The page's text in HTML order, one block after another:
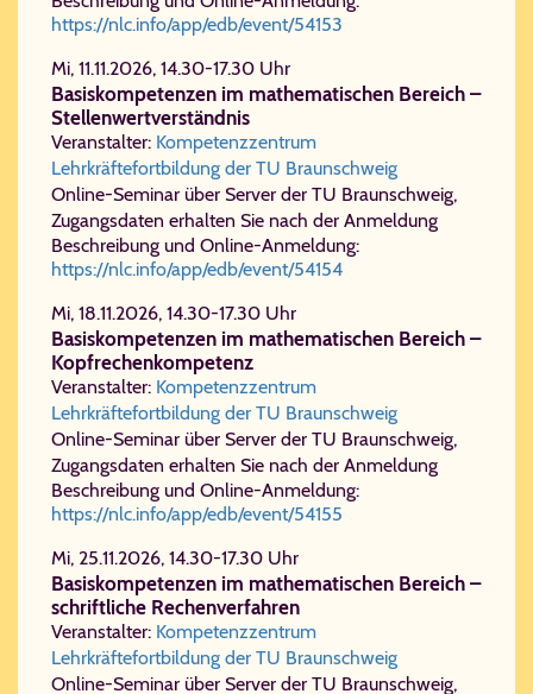
https://nlc.info/app/edb/event/54153
Mi, 11.11.2026, 14.30-17.30 Uhr
Basiskompetenzen im mathematischen Bereich –
Stellenwertverständnis
Veranstalter: Kompetenzzentrum
Lehrkräftefortbildung der TU Braunschweig
Online-Seminar über Server der TU Braunschweig,
Zugangsdaten erhalten Sie nach der Anmeldung
Beschreibung und Online-Anmeldung:
https://nlc.info/app/edb/event/54154
Mi, 18.11.2026, 14.30-17.30 Uhr
Basiskompetenzen im mathematischen Bereich –
Kopfrechenkompetenz
Veranstalter: Kompetenzzentrum
Lehrkräftefortbildung der TU Braunschweig
Online-Seminar über Server der TU Braunschweig,
Zugangsdaten erhalten Sie nach der Anmeldung
Beschreibung und Online-Anmeldung:
https://nlc.info/app/edb/event/54155
Mi, 25.11.2026, 14.30-17.30 Uhr
Basiskompetenzen im mathematischen Bereich –
schriftliche Rechenverfahren
Veranstalter: Kompetenzzentrum
Lehrkräftefortbildung der TU Braunschweig
Online-Seminar über Server der TU Braunschweig,